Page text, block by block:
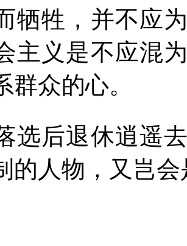
牺牲，并不应
主义是不应混
群众的心。
选后退休逍遥
的人物，又岂